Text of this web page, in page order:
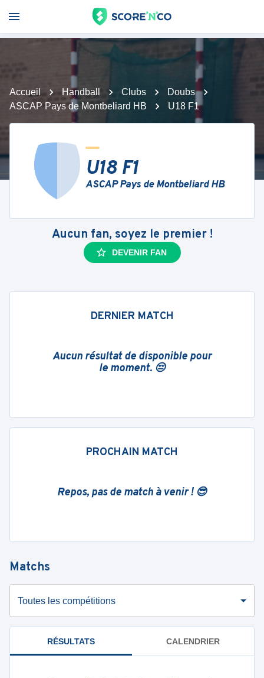
Accueil Handball Clubs
Doubs
ASCAP Pays de Montbeliard HB
U18 F1
U18 F1
ASCAP Pays de Montbeliard HB
Aucun fan, soyez le premier !
DEVENIR FAN
DERNIER MATCH
Aucun résultat de disponible pour
le moment. 😔
PROCHAIN MATCH
Repos, pas de match à venir ! 😎
Matchs
Toutes les compétitions
RÉSULTATS CALENDRIER